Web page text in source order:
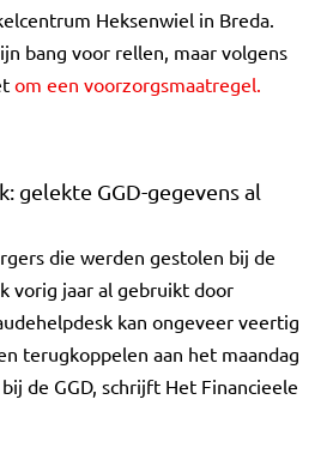
Heksenwiel in Breda.
bang voor rellen, maar volgens
om een voorzorgsmaatregel.
gelekte GGD-gegevens al
die werden gestolen bij de
vorig jaar al gebruikt door
kan ongeveer veertig
terugkoppelen aan het maandag
de GGD, schrijft Het Financieele